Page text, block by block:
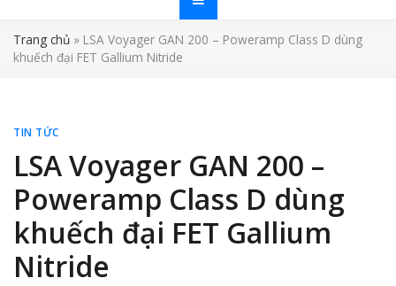
Trang chủ » LSA Voyager GAN 200 – Poweramp Class D dùng
khuếch đại FET Gallium Nitride
TIN TỨC
LSA Voyager GAN 200 –
Poweramp Class D dùng
khuếch đại FET Gallium
Nitride